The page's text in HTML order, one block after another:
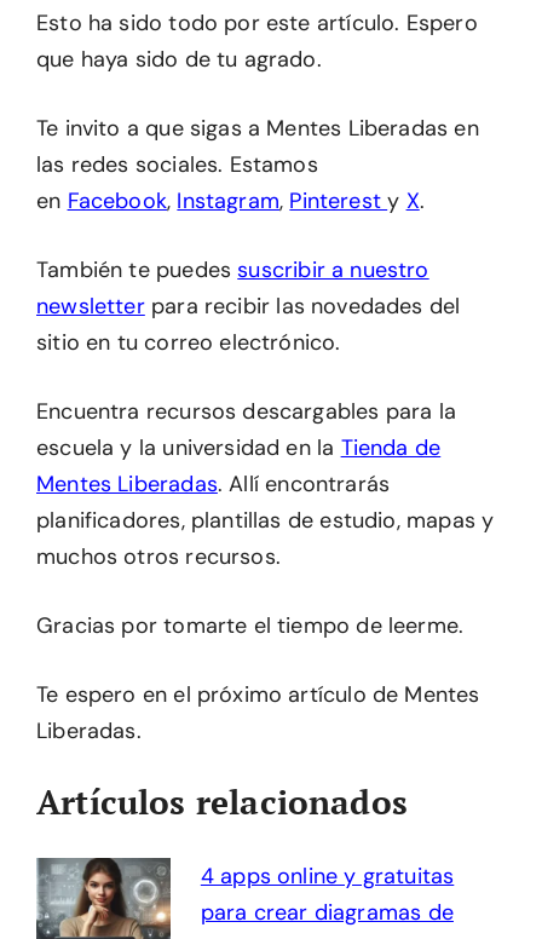
Esto ha sido todo por este artículo. Espero
que haya sido de tu agrado.
Te invito a que sigas a Mentes Liberadas en
las redes sociales. Estamos
en Facebook, Instagram, Pinteresty X.
También te puedessuscribir a nuestro
newsletterpara recibir las novedades del
sitio en tu correo electrónico.
Encuentra recursos descargables para la
escuela y la universidad en la Tienda de
Mentes Liberadas. Allí encontrarás
planificadores, plantillas de estudio, mapas y
muchos otros recursos.
Gracias por tomarte el tiempo de leerme.
Te espero en el próximo artículo de Mentes
Liberadas.
Artículos relacionados
4 apps online y gratuitas
para crear diagramas de